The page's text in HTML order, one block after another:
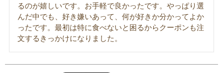
るのが嬉しいです。お手軽で良かったです。やっぱり選
んだ中でも、好き嫌いあって、何が好きか分かってよか
ったです。最初は特に食べないと困るからクーポンも注
文するきっかけになりました。